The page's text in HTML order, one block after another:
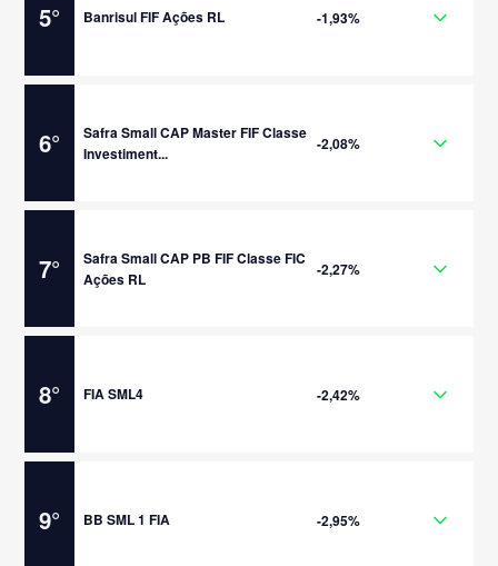
5° Banrisul FIF Ações RL -1,93%
6°
Safra Small CAP Master FIF Classe
Investiment...
-2,08%
7°
Safra Small CAP PB FIF Classe FIC
Ações RL
-2,27%
8° FIA SML4 -2,42%
9° BB SML 1 FIA -2,95%